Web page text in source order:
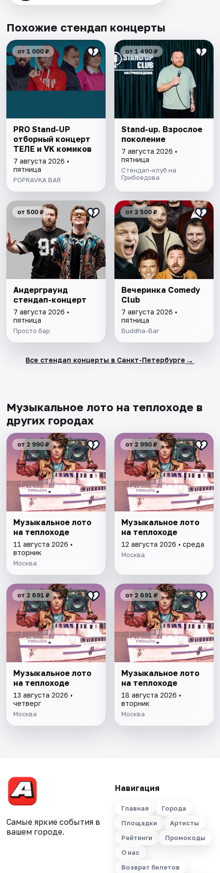
Похожие стендап концерты
от 1 000 ₽
PRO Stand-UP
отборный концерт
ТЕЛЕ и VK комиков
7 августа 2026 •
пятница
POPRAVKA BAR
от 1 490 ₽
Stand-up. Взрослое
поколение
7 августа 2026 •
пятница
Стендап-клуб на
Грибоедова
от 500 ₽
Андерграунд
стендап-концерт
7 августа 2026 •
пятница
Просто бар
от 2 500 ₽
Вечеринка Comedy
Club
7 августа 2026 •
пятница
Buddha-Bar
Все стендап концерты в Санкт-Петербурге →
Музыкальное лото на теплоходе в
других городах
от 2 990 ₽
Музыкальное лото
на теплоходе
11 августа 2026 •
вторник
Москва
от 2 990 ₽
Музыкальное лото
на теплоходе
12 августа 2026 • среда
Москва
от 2 691 ₽
Музыкальное лото
на теплоходе
13 августа 2026 •
четверг
Москва
от 2 691 ₽
Музыкальное лото
на теплоходе
18 августа 2026 •
вторник
Москва
Самые яркие события в
вашем городе.
Навигация
Главная
Города
Площадки
Артисты
Рейтинги
Промокоды
О нас
Возврат билетов